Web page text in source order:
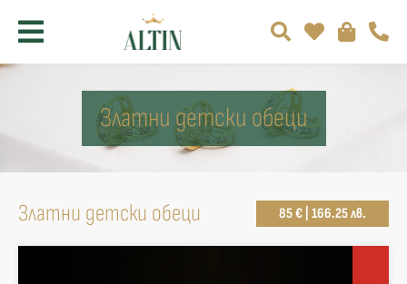
Златни детски обеци
Златни детски обеци 85 € | 166.25 лв.